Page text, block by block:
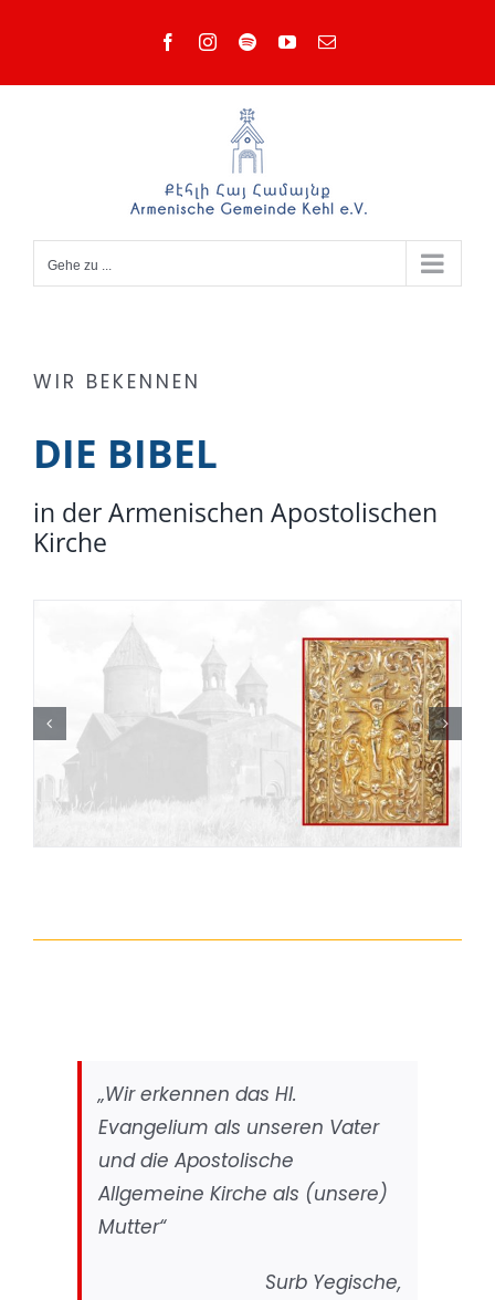
springen
FacebookInstagram
SpotifyYouTube
E-
Gehe zu ...
WIR BEKENNEN
DIE BIBEL
in der Armenischen Apostolischen
Kirche
„Wir erkennen das Hl.
Evangelium als unseren Vater
und die Apostolische
Allgemeine Kirche als (unsere)
Mutter“
Surb Yegische,